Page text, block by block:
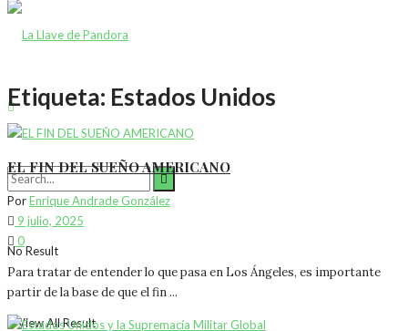
No Result
View All Result
Etiqueta: Estados Unidos
EL FIN DEL SUEÑO AMERICANO
PorEnrique Andrade González
9 julio, 2025
0
Para tratar de entender lo que pasa en Los Ángeles, es importante
partir de la base de que el fin ...